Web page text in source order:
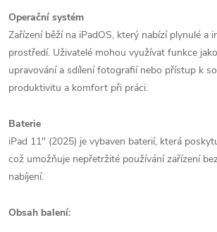
Operační systém
Zařízení běží na iPadOS, který nabízí plynulé a
prostředí. Uživatelé mohou využívat funkce
upravování a sdílení fotografií nebo přístup k
produktivitu a komfort při práci.
Baterie
iPad 11" (2025) je vybaven baterií, která
což umožňuje nepřetržité používání zařízení
nabíjení.
Obsah balení: